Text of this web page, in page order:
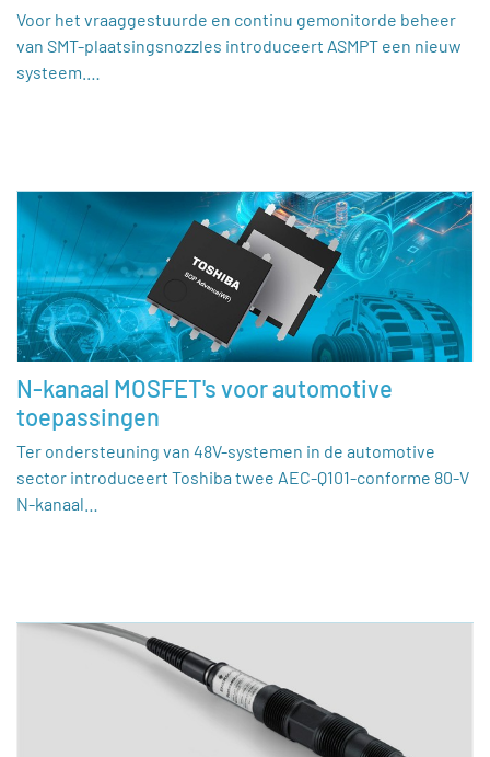
Voor het vraaggestuurde en continu gemonitorde beheer
van SMT-plaatsingsnozzles introduceert ASMPT een nieuw
systeem.…
N-kanaal MOSFET's voor automotive
toepassingen
Ter ondersteuning van 48V-systemen in de automotive
sector introduceert Toshiba twee AEC-Q101-conforme 80-V
N-kanaal…